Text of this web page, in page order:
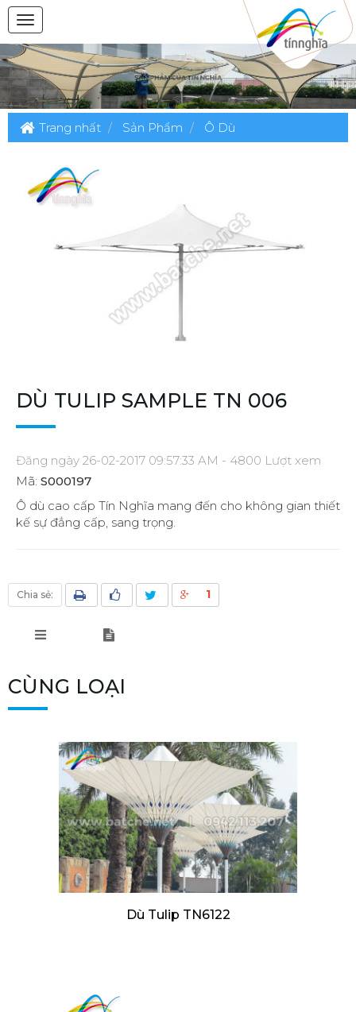
Trang nhất Sản Phẩm Ô Dù
DÙ TULIP SAMPLE TN 006
Đăng ngày 26-02-2017 09:57:33 AM - 4800 Lượt xem
Mã: S000197
Ô dù cao cấp Tín Nghĩa mang đến cho không gian thiết
kế sự đẳng cấp, sang trọng.
Chia sẻ: 1
CÙNG LOẠI
Dù Tulip TN6122